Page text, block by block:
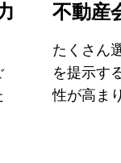
不動産
たくさん
を提示す
性が高ま